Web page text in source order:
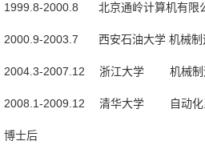
1999.8-2000.8 北京通岭计算机有限
2000.9-2003.7 西安石油大学 机械制
2004.3-2007.12 浙江大学 机械制
2008.1-2009.12 清华大学 自动化系
博士后